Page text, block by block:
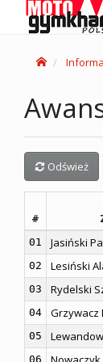
Odśwież
#
01 Jasiński
02 Lesiński
03 Rydelski
04 Grzywacz
05
06